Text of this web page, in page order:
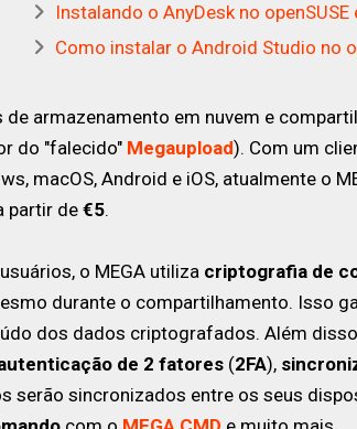
Instalando o AnyDesk no openSUSE
Como instalar o Android Studio no
armazenamento em nuvem e
do "falecido" Megaupload). Com um
macOS, Android e iOS, atualmente o
partir de €5.
o MEGA utiliza criptografia de
durante o compartilhamento. Isso
dos dados criptografados. Além
de 2 fatores (2FA),
serão sincronizados entre os seus